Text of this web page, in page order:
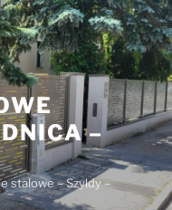
–
stalowe – Szyldy –